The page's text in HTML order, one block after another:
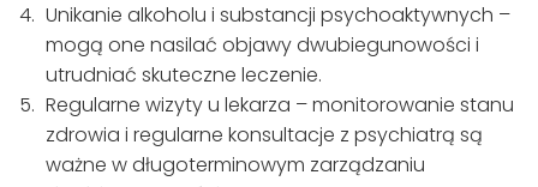
Unikanie alkoholu i substancji psychoaktywnych –
mogą one nasilać objawy dwubiegunowości i
utrudniać skuteczne leczenie.
Regularne wizyty u lekarza – monitorowanie stanu
zdrowia i regularne konsultacje z psychiatrą są
ważne w długoterminowym zarządzaniu